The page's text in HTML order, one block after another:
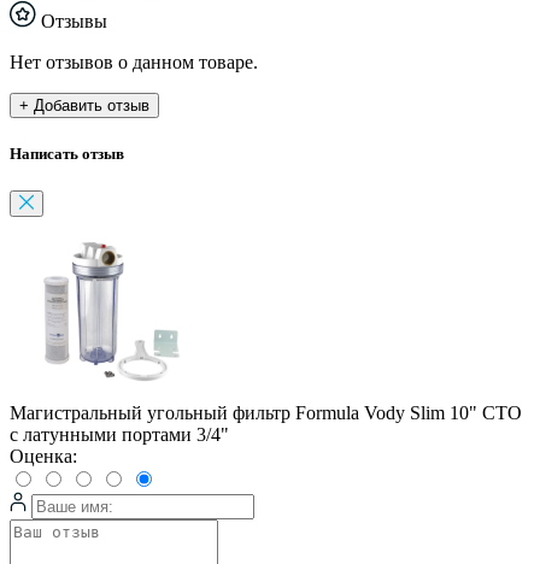
Отзывы
Нет отзывов о данном товаре.
+ Добавить отзыв
Написать отзыв
Магистральный угольный фильтр Formula Vody Slim 10" CTO
с латунными портами 3/4"
Оценка: